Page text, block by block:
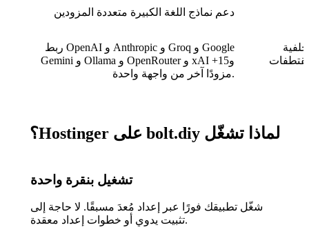
دعم نماذج اللغة الكبيرة متعددة المزودين
ربط OpenAI و Anthropic و Groq و Google
Gemini و Ollama و OpenRouter و xAI و15+
مزودًا آخر من واجهة واحدة.
لماذا تشغّل bolt.diy على Hostinger؟
تشغيل بنقرة واحدة
شغّل تطبيقك فورًا عبر إعداد مُعدَ مسبقًا. لا حاجة إلى
تثبيت يدوي أو خطوات إعداد معقدة.